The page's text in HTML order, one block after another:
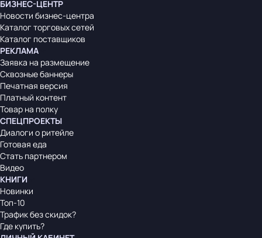
БИЗНЕС-ЦЕНТР
Новости бизнес-центра
Каталог торговых сетей
Каталог поставщиков
РЕКЛАМА
Заявка на размещение
Сквозные баннеры
Печатная версия
Платный контент
Товар на полку
СПЕЦПРОЕКТЫ
Диалоги о ритейле
Готовая еда
Стать партнером
Видео
КНИГИ
Новинки
Топ-10
Трафик без скидок?
Где купить?